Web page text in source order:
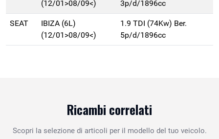
(12/01>08/09<)
3p/d/1896cc
SEAT
IBIZA (6L)
(12/01>08/09<)
1.9 TDI (74Kw) Ber.
5p/d/1896cc
Ricambi correlati
Scopri la selezione di articoli per il modello del tuo veicolo.